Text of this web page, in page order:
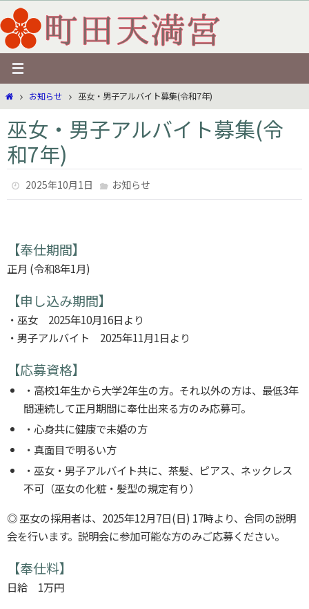
ン
テ
ツ
へ
キ
ッ
プ
ホ
ー
ム
お知らせ 巫女・男子アルバイト募集(令和7年)
巫女・男子アルバイト募集(令
和7年)
2025年10月1日 お知らせ
【奉仕期間】
正月 (令和8年1月)
【申し込み期間】
・巫女 2025年10月16日より
・男子アルバイト 2025年11月1日より
【応募資格】
・高校1年生から大学2年生の方。それ以外の方は、最低3年
間連続して正月期間に奉仕出来る方のみ応募可。
・心身共に健康で未婚の方
・真面目で明るい方
・巫女・男子アルバイト共に、茶髪、ピアス、ネックレス
不可（巫女の化粧・髪型の規定有り）
◎ 巫女の採用者は、2025年12月7日(日) 17時より、合同の説明
会を行います。説明会に参加可能な方のみご応募ください。
【奉仕料】
日給 1万円